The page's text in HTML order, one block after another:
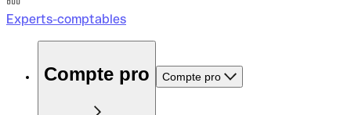
Experts-comptables
Compte pro Compte pro